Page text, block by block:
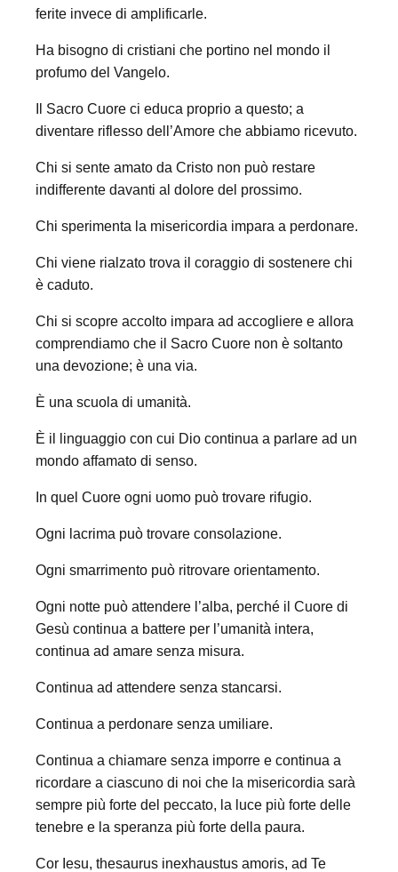
ferite invece di amplificarle.
Ha bisogno di cristiani che portino nel mondo il
profumo del Vangelo.
Il Sacro Cuore ci educa proprio a questo; a
diventare riflesso dell’Amore che abbiamo ricevuto.
Chi si sente amato da Cristo non può restare
indifferente davanti al dolore del prossimo.
Chi sperimenta la misericordia impara a perdonare.
Chi viene rialzato trova il coraggio di sostenere chi
è caduto.
Chi si scopre accolto impara ad accogliere e allora
comprendiamo che il Sacro Cuore non è soltanto
una devozione; è una via.
È una scuola di umanità.
È il linguaggio con cui Dio continua a parlare ad un
mondo affamato di senso.
In quel Cuore ogni uomo può trovare rifugio.
Ogni lacrima può trovare consolazione.
Ogni smarrimento può ritrovare orientamento.
Ogni notte può attendere l’alba, perché il Cuore di
Gesù continua a battere per l’umanità intera,
continua ad amare senza misura.
Continua ad attendere senza stancarsi.
Continua a perdonare senza umiliare.
Continua a chiamare senza imporre e continua a
ricordare a ciascuno di noi che la misericordia sarà
sempre più forte del peccato, la luce più forte delle
tenebre e la speranza più forte della paura.
Cor Iesu, thesaurus inexhaustus amoris, ad Te